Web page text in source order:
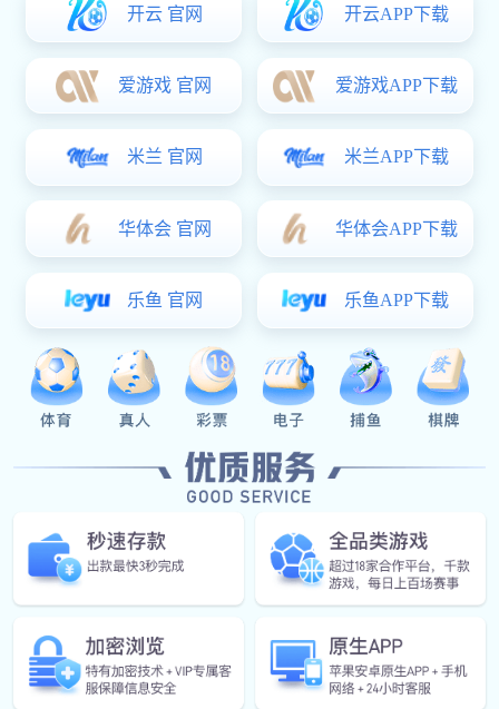
一款装备保障业务的专业设计分析工具
当前位置：亿万28 综保方案设计分析软件 WILS
产品概述
装备保障方案设计系统 （WILS）是装备综合保障业务的重
计分析，以及装备保障方案的生成和权衡优化。
应用领域
航天 航空